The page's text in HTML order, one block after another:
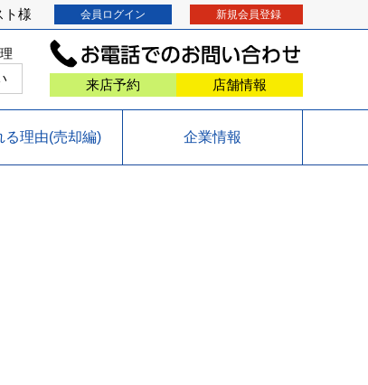
ト様 会員ログイン 新規会員登録
来店予約 店舗情報
る理由(売却編) 企業情報